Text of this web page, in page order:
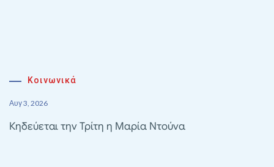
Κοινωνικά
Αυγ 3, 2026
Κηδεύεται την Τρίτη η Μαρία Ντούνα